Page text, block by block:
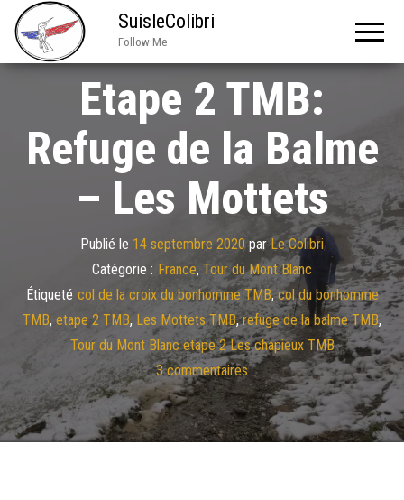
SuisleColibri
Follow Me
Etape 2 TMB:
Refuge de la Balme
– Les Mottets
Publié le 14 septembre 2020 parLe Colibri
Catégorie : France, Tour du Mont Blanc
Étiqueté col de la croix du bonhomme TMB,col du bonhomme
TMB, etape 2 TMB,Les Mottets TMB,refuge de la balme TMB,
Tour du Mont Blanc etape 2 Les chapieux TMB
3 commentaires